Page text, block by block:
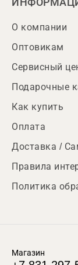
О компании
Оптовикам
Сервисный
Подарочные
Как купить
Оплата
Доставка /
Правила
Политика
Магазин